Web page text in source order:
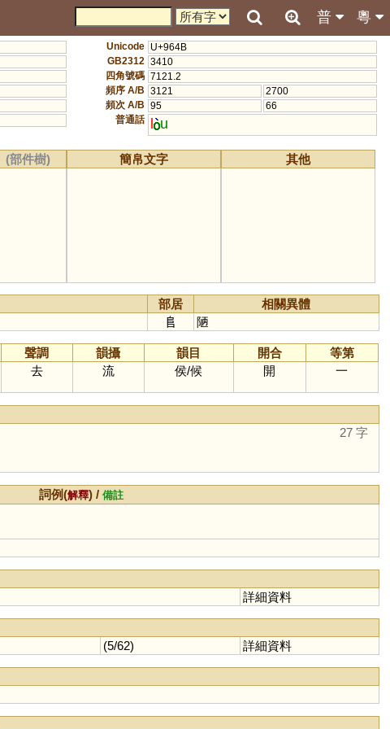
粵
普
Unicode U+964B
GB2312 3410
四角號碼 7121.2
頻序 A/B 3121
2700
頻次 A/B 95
66
普通話 l u
(部件樹) 簡帛文字 其他
部居
相關異體
𨸏 陋
聲調 韻攝 韻目 開合
等第
去 流 侯/候 開 一
27 字
詞例(解釋) /備註
詳細資料
(5/62) 詳細資料